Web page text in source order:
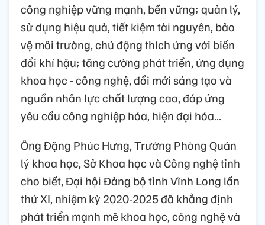
công nghiệp vững mạnh, bền vững; quản lý,
sử dụng hiệu quả, tiết kiệm tài nguyên, bảo
vệ môi trường, chủ động thích ứng với biến
đổi khí hậu; tăng cường phát triển, ứng dụng
khoa học - công nghệ, đổi mới sáng tạo và
nguồn nhân lực chất lượng cao, đáp ứng
yêu cầu công nghiệp hóa, hiện đại hóa…
Ông Đặng Phúc Hưng, Trưởng Phòng Quản
lý khoa học, Sở Khoa học và Công nghệ tỉnh
cho biết, Đại hội Đảng bộ tỉnh Vĩnh Long lần
thứ XI, nhiệm kỳ 2020-2025 đã khẳng định
phát triển mạnh mẽ khoa học, công nghệ và